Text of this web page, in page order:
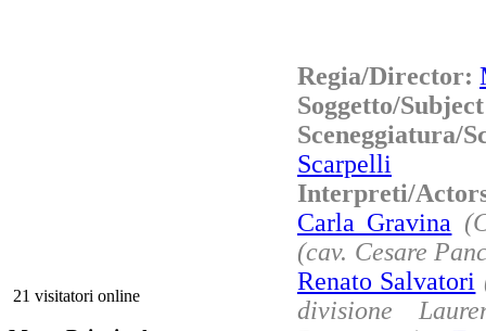
21 visitatori online
Regia/Director:
Soggetto/
Sceneggiatura/
Scarpelli
Interpreti/
Carla Gravina
(cav. Cesare
Renato Salvatori
divisione